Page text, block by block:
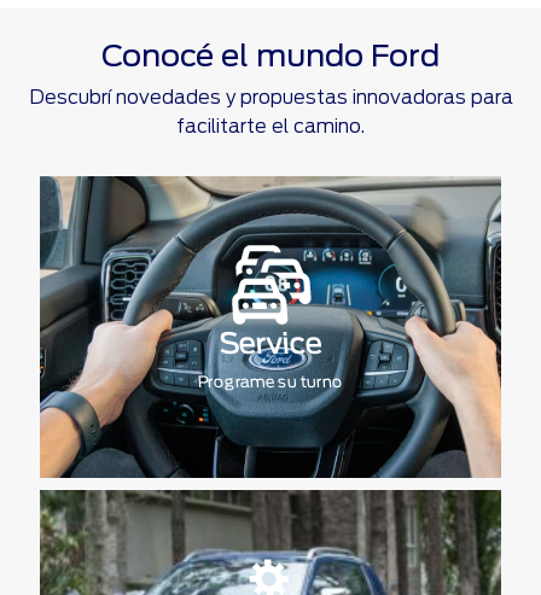
Conocé el mundo Ford
Descubrí novedades y propuestas innovadoras para
facilitarte el camino.
Service
Programe su turno